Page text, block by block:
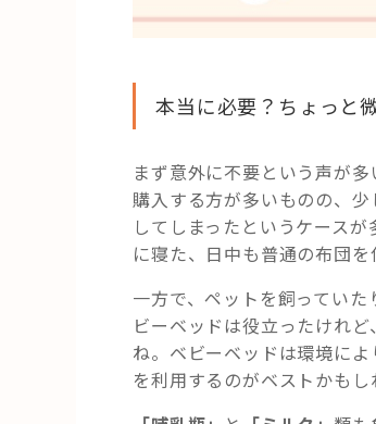
本当に必要？ちょっと
まず意外に不要という声が多
購入する方が多いものの、
してしまったというケース
に寝た、日中も普通の布団を
一方で、ペットを飼ってい
ビーベッドは役立ったけれ
ね。ベビーベッドは環境に
を利用するのがベストかもし